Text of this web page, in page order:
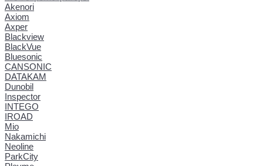
Akenori
Axiom
Axper
Blackview
BlackVue
Bluesonic
CANSONIC
DATAKAM
Dunobil
Inspector
INTEGO
IROAD
Mio
Nakamichi
Neoline
ParkCity